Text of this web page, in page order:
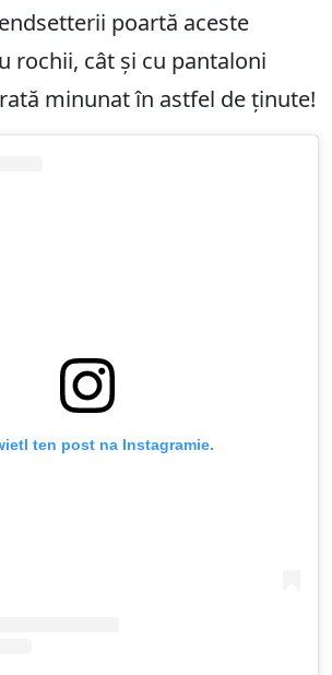
poartă aceste
rochii, cât și cu pantaloni
minunat în astfel de ținute!
ten post na Instagramie.